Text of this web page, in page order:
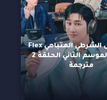
مسلسل الشرطي المتباهي Flex
X Cop الموسم الثاني الحلقة 2
مترجمة